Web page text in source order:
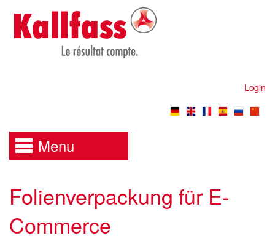
Login
Menu
Folienverpackung für E-
Commerce